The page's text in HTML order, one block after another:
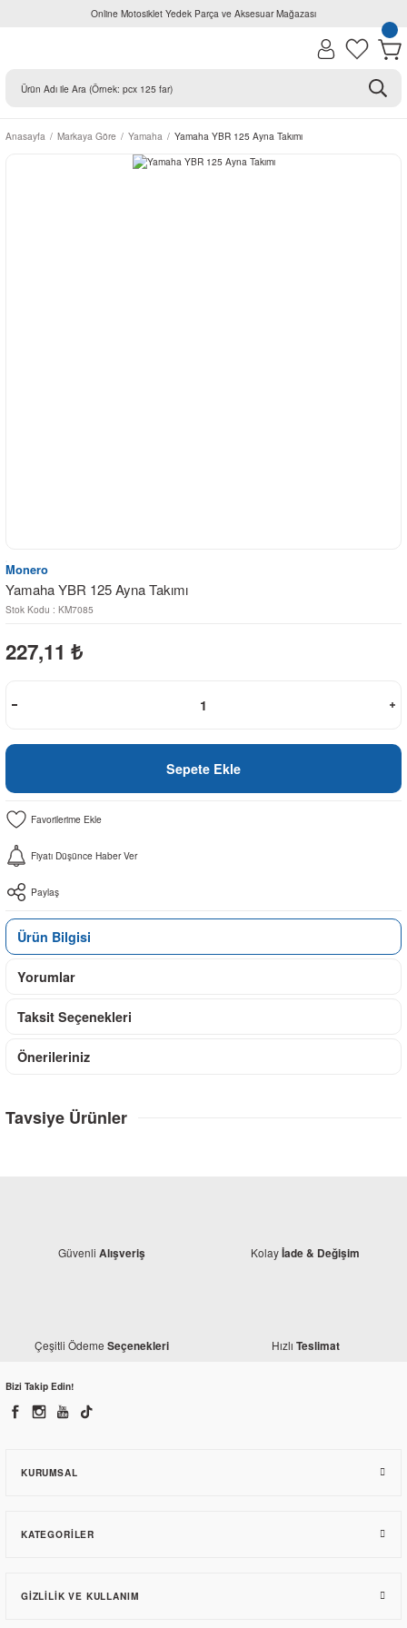
Online Motosiklet Yedek Parça ve Aksesuar Mağazası
Anasayfa Markaya Göre Yamaha Yamaha YBR 125 Ayna Takımı
Monero
Yamaha YBR 125 Ayna Takımı
Stok Kodu : KM7085
227,11 ₺
Sepete Ekle
Fiyatı Düşünce Haber Ver
Paylaş
Ürün Bilgisi
Yorumlar
Taksit Seçenekleri
Önerileriniz
Tavsiye Ürünler
Yamaha
194,70 TL
Güvenli Alışveriş Kolayİade & Değişim
Çeşitli Ödeme Seçenekleri Hızlı Teslimat
Bizi Takip Edin!
KURUMSAL
KATEGORILER
GIZLILIK VE KULLANIM